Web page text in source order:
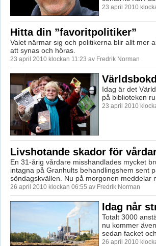
23 april 2010
Hitta din ”favoritpolitiker”
Valet närmar sig och politikerna blir allt mer
att synas och höras.
23 april 2010 klockan 11:23 av Fredrik Norman
Idag är det
på biblioteken
23 april 2010
Livshotande skador för
En 31-årig vårdare misshandlades mycket
intagna på Granhults behandlingshem sent
söndagskvällen. Nu på morgonen meddelar
26 april 2010 klockan 06:55 av Fredrik Norman
Idag når
Totalt 3000
nu kommer
sedan facket
26 april 2010